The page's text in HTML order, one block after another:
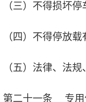
（三）不得损坏
（四）不得停放
（五）法律、法
第二十一条 专用